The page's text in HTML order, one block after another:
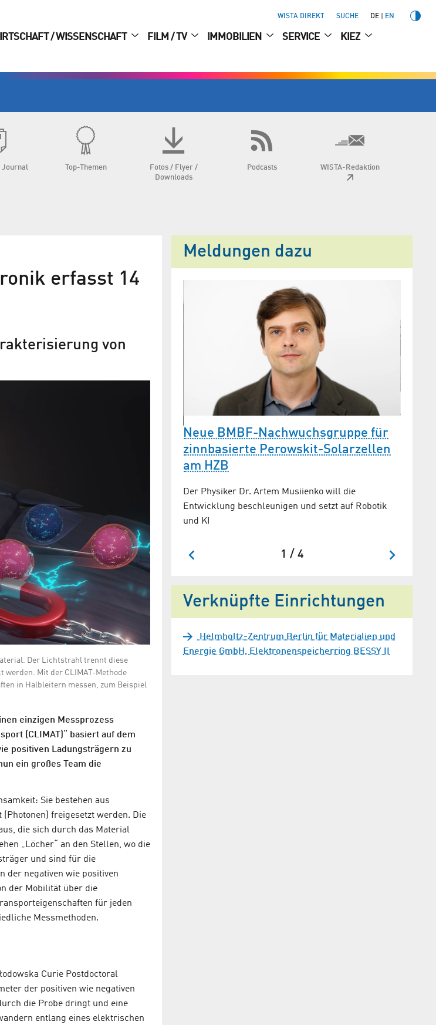
WISTA DIREKT SUCHE DE EN
/ WISSENSCHAFT FILM / TV IMMOBILIEN SERVICE KIEZ
Journal Top-Themen
Fotos / Flyer /
Downloads
Podcasts WISTA-Redaktion
erfasst 14
von
Der Lichtstrahl trennt diese
werden. Mit der CLIMAT-Methode
in Halbleitern messen, zum Beispiel
einzigen Messprozess
(CLIMAT)“ basiert auf dem
positiven Ladungsträgern zu
ein großes Team die
Sie bestehen aus
freigesetzt werden. Die
die sich durch das Material
„Löcher“ an den Stellen, wo die
und sind für die
der negativen wie positiven
der Mobilität über die
für jeden
Messmethoden.
Curie Postdoctoral
der positiven wie negativen
die Probe dringt und eine
entlang eines elektrischen
Meldungen dazu
Projekt HyPerGreen will der Forscher die
von bleifreien Perowskit-Solarzellen
Neue BMBF-Nachwuchsgruppe für
zinnbasierte Perowskit-Solarzellen
am HZB
Der Physiker Dr. Artem Musiienko will die
Entwicklung beschleunigen und setzt auf Robotik
und KI
1 / 4
Verknüpfte Einrichtungen
Helmholtz-Zentrum Berlin für Materialien und
Energie GmbH, Elektronenspeicherring BESSY II